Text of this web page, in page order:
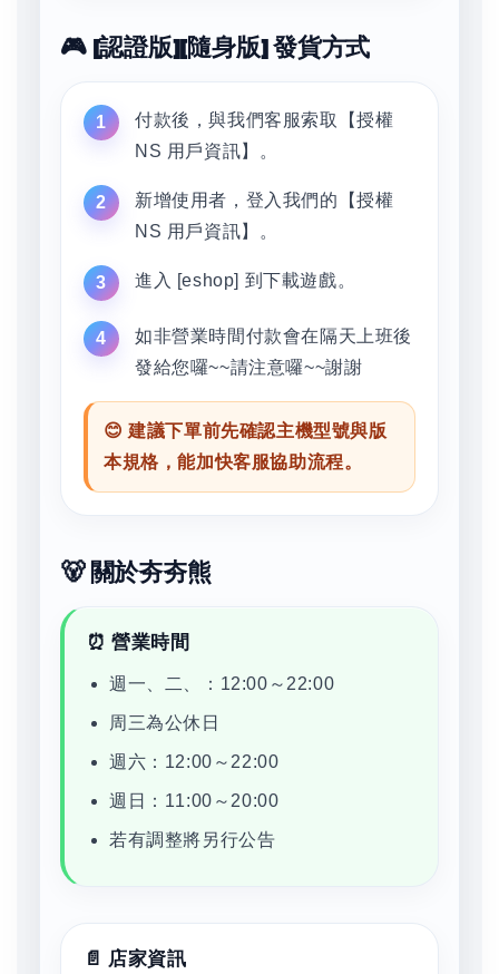
🎮 [認證版][隨身版] 發貨方式
付款後，與我們客服索取【授權
NS 用戶資訊】。
新增使用者，登入我們的【授權
NS 用戶資訊】。
進入 [eshop] 到下載遊戲。
如非營業時間付款會在隔天上班後
發給您囉~~請注意囉~~謝謝
😊 建議下單前先確認主機型號與版
本規格，能加快客服協助流程。
🐻 關於夯夯熊
⏰ 營業時間
週一、二、：12:00～22:00
周三為公休日
週六：12:00～22:00
週日：11:00～20:00
若有調整將另行公告
📄 店家資訊